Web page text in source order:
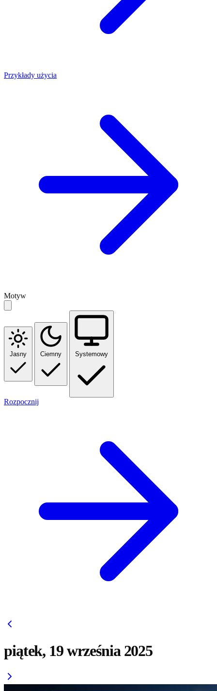
Przykłady użycia
Motyw
Jasny Ciemny Systemowy
Rozpocznij
piątek, 19 września 2025